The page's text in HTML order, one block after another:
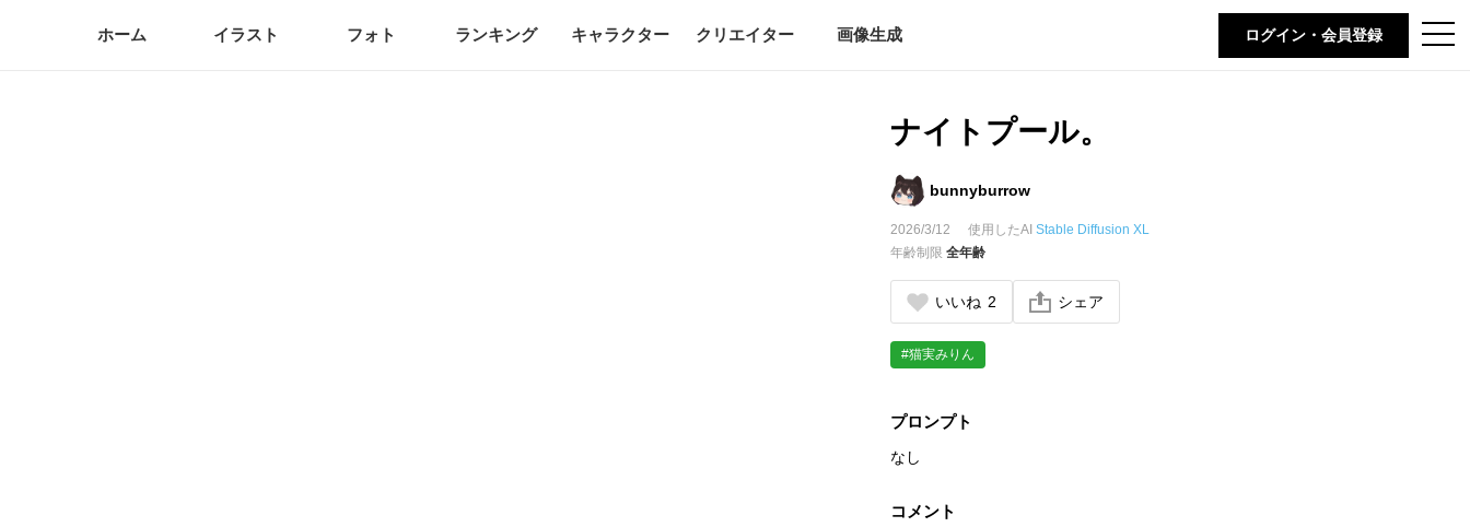
t
o
ホーム イラスト フォト ランキング キャラクター クリエイター 画像生成 ログイン・会員登録
ナイトプール。
bunnyburrow
2026/3/12 使用したAI Stable Diffusion XL
年齢制限 全年齢
いいね 2 シェア
#猫実みりん
プロンプト
なし
コメント